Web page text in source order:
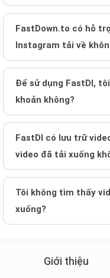
FastDown.to có hỗ
Instagram tải về
Để sử dụng FastDl,
khoản không?
FastDl có lưu trữ
video đã tải xuống
Tôi không tìm thấy
xuống?
Giới thiệu